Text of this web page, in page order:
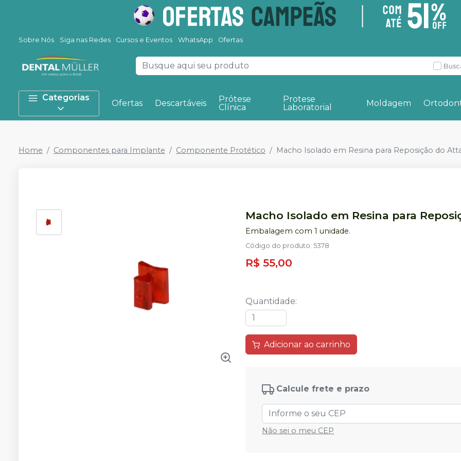
Sobre Nós Siga nas Redes Cursos e Eventos WhatsApp Ofertas
Categorias
Ofertas Descartáveis
Prótese
Clínica
Protese
Laboratorial
Moldagem
Home Componentes para Implante Componente Protético Macho Isolado em Resina para Reposição do
Macho Isolado em Resina para
Embalagem com 1 unidade.
Código do produto:5378
R$ 55,00
Quantidade:
Adicionar ao carrinho
Calcule frete e prazo
Não sei o meu CEP